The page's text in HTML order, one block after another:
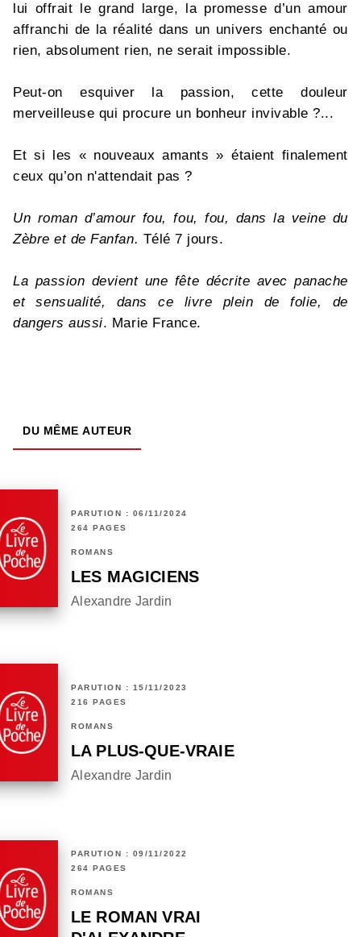
lui offrait le grand large, la promesse d’un amour
affranchi de la réalité dans un univers enchanté ou
rien, absolument rien, ne serait impossible.
Peut-on esquiver la passion, cette douleur
merveilleuse qui procure un bonheur invivable ?...
Et si les « nouveaux amants » étaient finalement
ceux qu’on n'attendait pas ?
Un roman d’amour fou, fou, fou, dans la veine du
Zèbre et de Fanfan. Télé 7 jours.
La passion devient une fête décrite avec panache
et sensualité, dans ce livre plein de folie, de
dangers aussi. Marie France.
DU MÊME AUTEUR
PARUTION : 06/11/2024
264 PAGES
ROMANS
LES MAGICIENS
Alexandre Jardin
PARUTION : 15/11/2023
216 PAGES
ROMANS
LA PLUS-QUE-VRAIE
Alexandre Jardin
PARUTION : 09/11/2022
264 PAGES
ROMANS
LE ROMAN VRAI